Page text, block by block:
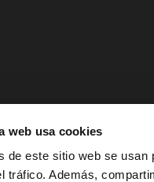
web usa cookies
de este sitio web se
tráfico. Además,